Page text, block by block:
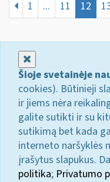
1 ... 11 12
Šioje svetainėje
cookies). Būtinieji
ir jiems nėra
galite sutikti ir su
sutikimą bet kada
interneto naršyklės
įrašytus slapukus.
politika; Privatumo